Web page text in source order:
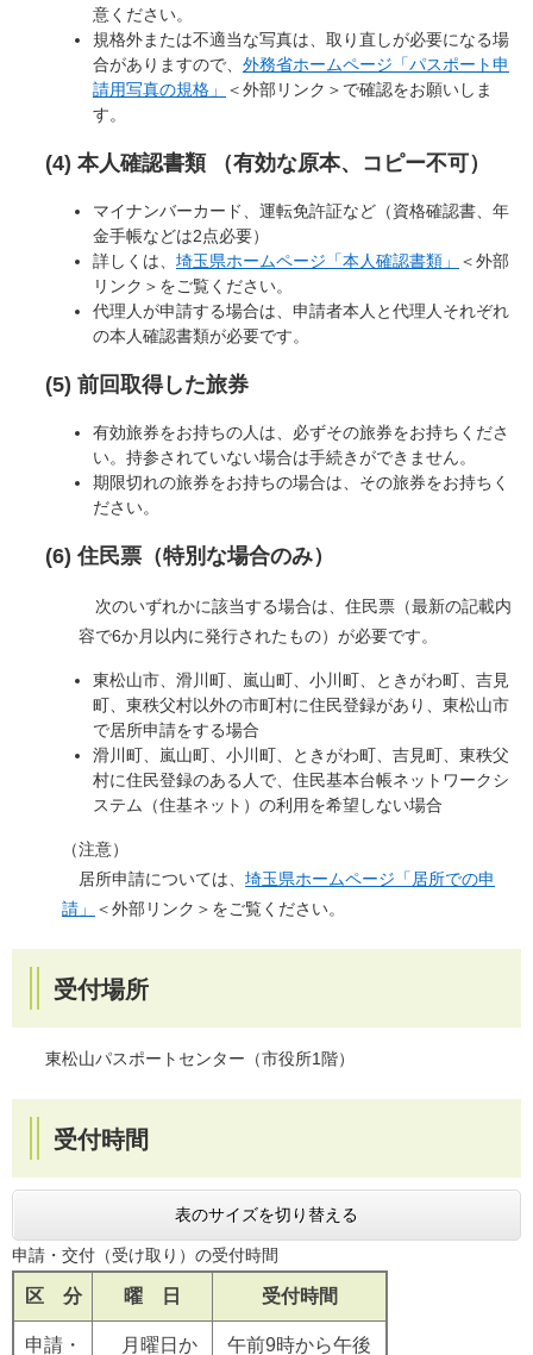
意ください。
規格外または不適当な写真は、取り直しが必要になる場
合がありますので、 外務省ホームページ「パスポート申
請用写真の規格」
＜外部リンク＞ で確認をお願いしま
す。
(4) 本人確認書類 （有効な原本、コピー不可）
マイナンバーカード、運転免許証など（資格確認書、年
金手帳などは2点必要）
詳しくは、 埼玉県ホームページ「本人確認書類」
＜外部
リンク＞ をご覧ください。
代理人が申請する場合は、申請者本人と代理人それぞれ
の本人確認書類が必要です。
(5) 前回取得した旅券
有効旅券をお持ちの人は、必ずその旅券をお持ちくださ
い。持参されていない場合は手続きができません。
期限切れの旅券をお持ちの場合は、その旅券をお持ちく
ださい。
(6) 住民票（特別な場合のみ）
次のいずれかに該当する場合は、住民票（最新の記載内
容で6か月以内に発行されたもの）が必要です。
東松山市、滑川町、嵐山町、小川町、ときがわ町、吉見
町、東秩父村以外の市町村に住民登録があり、東松山市
で居所申請をする場合​
滑川町、嵐山町、小川町、ときがわ町、吉見町、東秩父
村に住民登録のある人で、住民基本台帳ネットワークシ
ステム（住基ネット）の利用を希望しない場合
（注意）
居所申請については、 埼玉県ホームページ「居所での申
請」
＜外部リンク＞ をご覧ください。
受付場所
東松山パスポートセンター（市役所1階）
受付時間
表のサイズを切り替える
申請・交付（受け取り）の受付時間
区 分 曜 日 受付時間
申請・ 月曜日か 午前9時から午後